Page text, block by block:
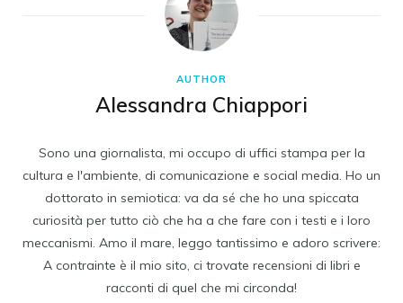
AUTHOR
Alessandra Chiappori
Sono una giornalista, mi occupo di uffici stampa per la
cultura e l'ambiente, di comunicazione e social media. Ho un
dottorato in semiotica: va da sé che ho una spiccata
curiosità per tutto ciò che ha a che fare con i testi e i loro
meccanismi. Amo il mare, leggo tantissimo e adoro scrivere:
A contrainte è il mio sito, ci trovate recensioni di libri e
racconti di quel che mi circonda!